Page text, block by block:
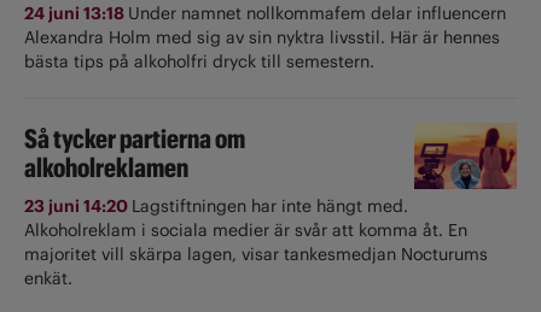
24 juni 13:18 Under namnet nollkommafem delar influencern
Alexandra Holm med sig av sin nyktra livsstil. Här är hennes
bästa tips på alkoholfri dryck till semestern.
Så tycker partierna om
alkoholreklamen
23 juni 14:20 Lagstiftningen har inte hängt med.
Alkoholreklam i sociala medier är svår att komma åt. En
majoritet vill skärpa lagen, visar tankesmedjan Nocturums
enkät.